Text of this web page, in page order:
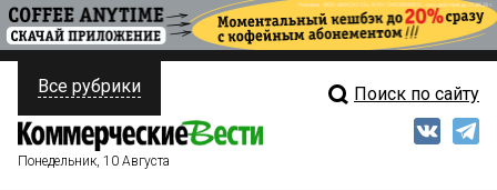
ПОЛИТИКА
ФИНАНСЫ
Свежий выпуск
Все рубрики Поиск по сайту
Понедельник, 10 Августа